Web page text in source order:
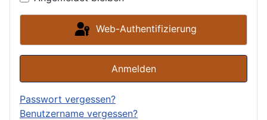
Web-Authentifizierung
Anmelden
Passwort vergessen?
Benutzername vergessen?